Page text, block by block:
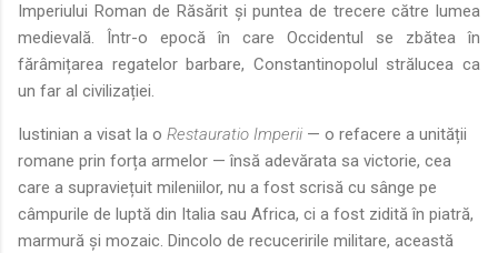
Imperiului Roman de Răsărit și puntea de trecere către lumea
medievală. Într-o epocă în care Occidentul se zbătea în
fărâmițarea regatelor barbare, Constantinopolul strălucea ca
un far al civilizației.
Iustinian a visat la o Restauratio Imperii — o refacere a unității
romane prin forța armelor — însă adevărata sa victorie, cea
care a supraviețuit mileniilor, nu a fost scrisă cu sânge pe
câmpurile de luptă din Italia sau Africa, ci a fost zidită în piatră,
marmură și mozaic. Dincolo de recuceririle militare, această